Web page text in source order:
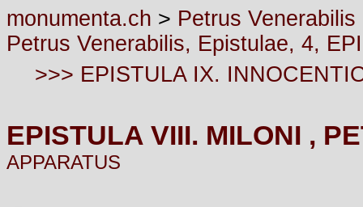
monumenta.ch > Petrus Venerabilis
Petrus Venerabilis, Epistulae, 4,
>>> EPISTULA IX.
EPISTULA VIII. MILONI ,
APPARATUS